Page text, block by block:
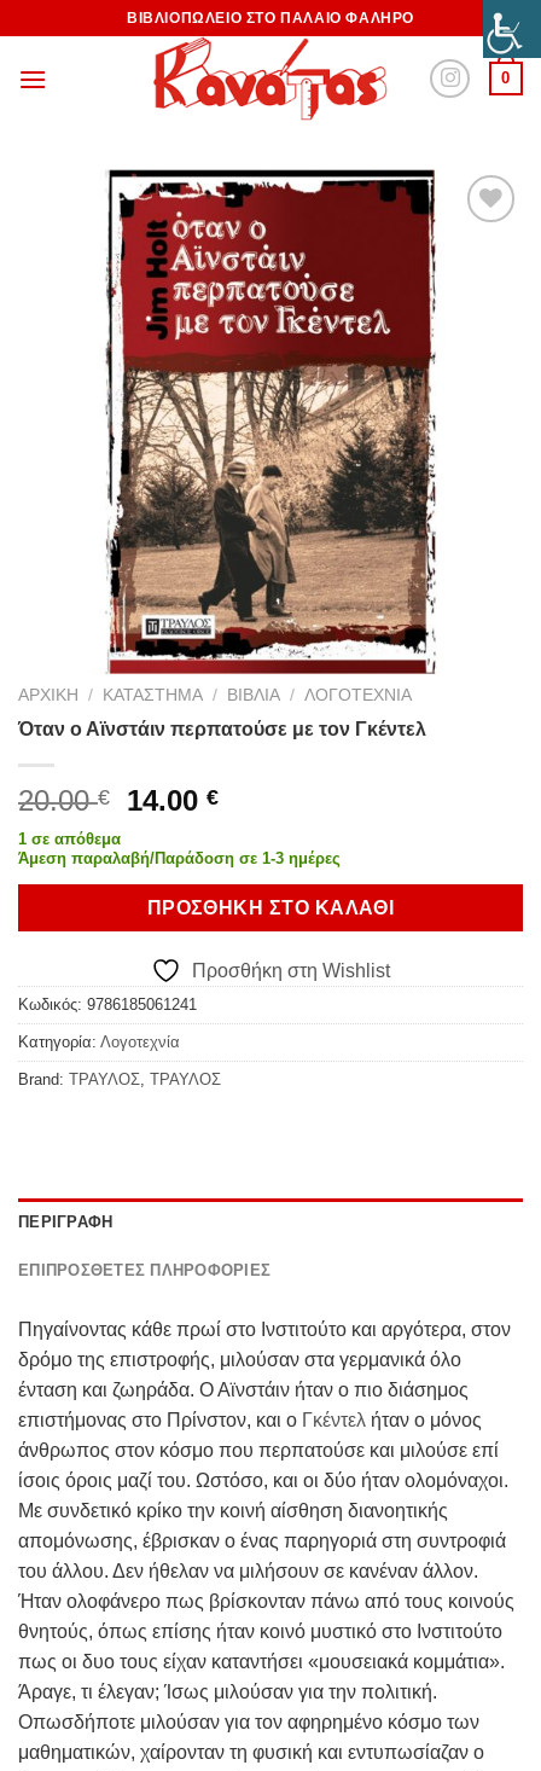
ΒΙΒΛΙΟΠΩΛΕΙΟ ΣΤΟ ΠΑΛΑΙΟ ΦΑΛΗΡΟ
0
Προσθήκη
ΑΡΧΙΚΉ / ΚΑΤΆΣΤΗΜΑ / ΒΙΒΛΊΑ / ΛΟΓΟΤΕΧΝΊΑ
Όταν ο Αϊνστάιν περπατούσε με τον Γκέντελ
20.00€
Original
was:
20.00 €.
14.00€Η
τιμή
είναι:
14.00 €.
1 σε απόθεμα
Άμεση παραλαβή/Παράδοση σε 1-3 ημέρες
ΠΡΟΣΘΉΚΗ ΣΤΟ ΚΑΛΆΘΙ
Προσθήκη στη Wishlist
Κωδικός: 9786185061241
Κατηγορία: Λογοτεχνία
Brand: ΤΡΑΥΛΟΣ, ΤΡΑΥΛΟΣ
ΠΕΡΙΓΡΑΦΉ
ΕΠΙΠΡΌΣΘΕΤΕΣ ΠΛΗΡΟΦΟΡΊΕΣ
Πηγαίνοντας κάθε πρωί στο Ινστιτούτο και αργότερα, στον
δρόμο της επιστροφής, μιλούσαν στα γερμανικά όλο
ένταση και ζωηράδα. Ο Αϊνστάιν ήταν ο πιο διάσημος
επιστήμονας στο Πρίνστον, και ο Γκέντελ ήταν ο μόνος
άνθρωπος στον κόσμο που περπατούσε και μιλούσε επί
ίσοις όροις μαζί του. Ωστόσο, και οι δύο ήταν ολομόναχοι.
Με συνδετικό κρίκο την κοινή αίσθηση διανοητικής
απομόνωσης, έβρισκαν ο ένας παρηγοριά στη συντροφιά
του άλλου. Δεν ήθελαν να μιλήσουν σε κανέναν άλλον.
Ήταν ολοφάνερο πως βρίσκονταν πάνω από τους κοινούς
θνητούς, όπως επίσης ήταν κοινό μυστικό στο Ινστιτούτο
πως οι δυο τους είχαν καταντήσει «μουσειακά κομμάτια».
Άραγε, τι έλεγαν; Ίσως μιλούσαν για την πολιτική.
Οπωσδήποτε μιλούσαν για τον αφηρημένο κόσμο των
μαθηματικών, χαίρονταν τη φυσική και εντυπωσίαζαν ο